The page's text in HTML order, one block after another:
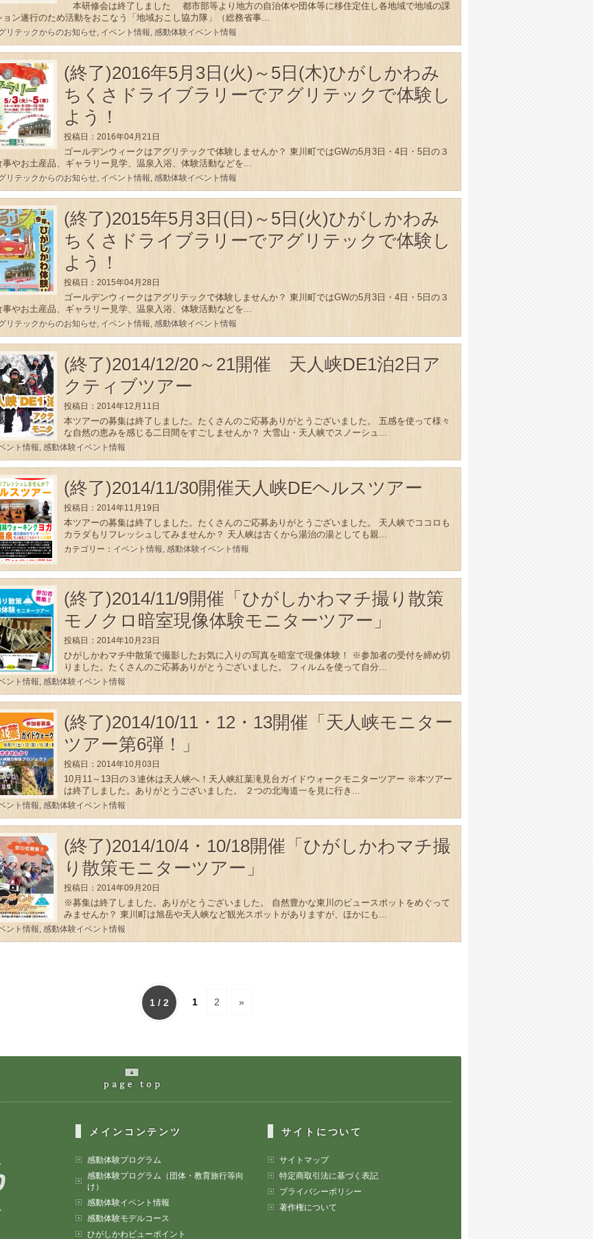
本研修会は終了しました 都市部等より地方の自治体や団体等に移住定住し各地域で地域の課
ョン遂行のため活動をおこなう「地域おこし協力隊」（総務省事...
リテックからのお知らせ, イベント情報, 感動体験イベント情報
(終了)2016年5月3日(火)～5日(木)ひがしかわみ
ちくさドライブラリーでアグリテックで体験し
よう！
投稿日：2016年04月21日
ゴールデンウィークはアグリテックで体験しませんか？ 東川町ではGWの5月3日・4日・5日の３
事やお土産品、ギャラリー見学、温泉入浴、体験活動などを...
リテックからのお知らせ, イベント情報, 感動体験イベント情報
(終了)2015年5月3日(日)～5日(火)ひがしかわみ
ちくさドライブラリーでアグリテックで体験し
よう！
投稿日：2015年04月28日
ゴールデンウィークはアグリテックで体験しませんか？ 東川町ではGWの5月3日・4日・5日の３
事やお土産品、ギャラリー見学、温泉入浴、体験活動などを...
リテックからのお知らせ, イベント情報, 感動体験イベント情報
(終了)2014/12/20～21開催 天人峡DE1泊2日ア
クティブツアー
投稿日：2014年12月11日
本ツアーの募集は終了しました。たくさんのご応募ありがとうございました。 五感を使って様々
な自然の恵みを感じる二日間をすごしませんか？ 大雪山・天人峡でスノーシュ...
ント情報, 感動体験イベント情報
(終了)2014/11/30開催天人峡DEヘルスツアー
投稿日：2014年11月19日
本ツアーの募集は終了しました。たくさんのご応募ありがとうございました。 天人峡でココロも
カラダもリフレッシュしてみませんか？ 天人峡は古くから湯治の湯としても親...
カテゴリー： イベント情報, 感動体験イベント情報
(終了)2014/11/9開催「ひがしかわマチ撮り散策
モノクロ暗室現像体験モニターツアー」
投稿日：2014年10月23日
ひがしかわマチ中散策で撮影したお気に入りの写真を暗室で現像体験！ ※参加者の受付を締め切
りました。たくさんのご応募ありがとうございました。 フィルムを使って自分...
ント情報, 感動体験イベント情報
(終了)2014/10/11・12・13開催「天人峡モニター
ツアー第6弾！」
投稿日：2014年10月03日
10月11～13日の３連休は天人峡へ！天人峡紅葉滝見台ガイドウォークモニターツアー ※本ツアー
は終了しました。ありがとうございました。 ２つの北海道一を見に行き...
ント情報, 感動体験イベント情報
(終了)2014/10/4・10/18開催「ひがしかわマチ撮
り散策モニターツアー」
投稿日：2014年09月20日
※募集は終了しました。ありがとうございました。 自然豊かな東川のビュースポットをめぐって
みませんか？ 東川町は旭岳や天人峡など観光スポットがありますが、ほかにも...
ント情報, 感動体験イベント情報
1 / 2 1 2 »
体験観光トータルコーディネート 有限会社アグリテック
メインコンテンツ
感動体験プログラム
感動体験プログラム（団体・教育旅行等向
け）
感動体験イベント情報
感動体験モデルコース
ひがしかわビューポイント
サイトについて
サイトマップ
特定商取引法に基づく表記
プライバシーポリシー
著作権について